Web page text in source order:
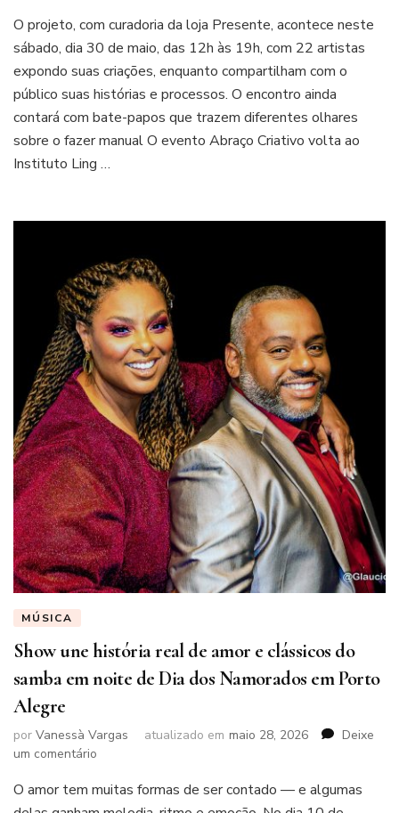
Abraço
Criativo
une
designers
e
artesãos
no
O projeto, com curadoria da loja Presente, acontece neste
sábado, dia 30 de maio, das 12h às 19h, com 22 artistas
expondo suas criações, enquanto compartilham com o
público suas histórias e processos. O encontro ainda
contará com bate-papos que trazem diferentes olhares
sobre o fazer manual O evento Abraço Criativo volta ao
Instituto Ling …
MÚSICA
Show une história real de amor e clássicos do
samba em noite de Dia dos Namorados em Porto
Alegre
por Vanessà Vargas atualizado em maio 28, 2026
Deixe
um comentário
une
história
O amor tem muitas formas de ser contado — e algumas